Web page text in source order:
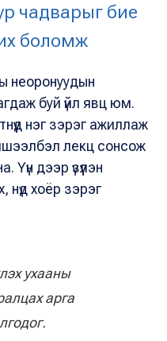
чадварыг бие
боломж
неоронуудын
буй үйл явц юм.
нэг зэрэг ажиллаж
лекц сонсож
дээр үзүүлэн
нүд хоёр зэрэг
ухааны
арга